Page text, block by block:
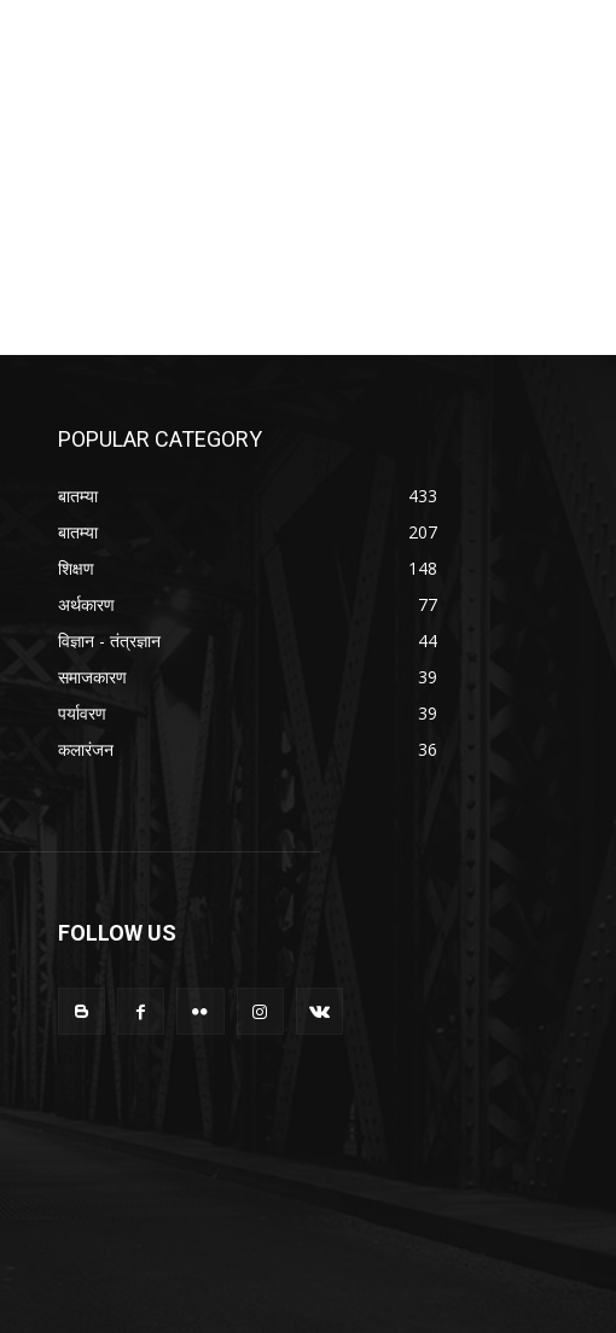
POPULAR CATEGORY
बातम्या
433
बातम्या
207
शिक्षण
148
अर्थकारण
77
विज्ञान - तंत्रज्ञान
44
समाजकारण
39
पर्यावरण
39
कलारंजन
36
FOLLOW US